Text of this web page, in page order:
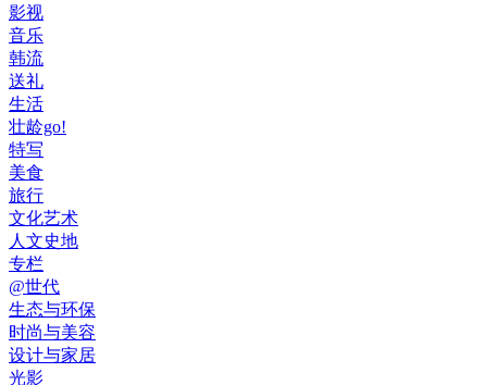
影视
音乐
韩流
送礼
生活
壮龄go!
特写
美食
旅行
文化艺术
人文史地
专栏
@世代
生态与环保
时尚与美容
设计与家居
光影